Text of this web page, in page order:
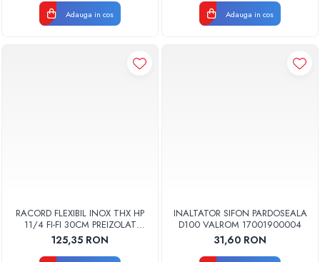
Adauga in cos Adauga in cos
RACORD FLEXIBIL INOX THX HP
11/4 FI-FI 30CM PREIZOLAT
PENTRU POMPA DE CALDURA -
THX
125,35 RON
INALTATOR SIFON PARDOSEALA
D100 VALROM 17001900004
31,60 RON